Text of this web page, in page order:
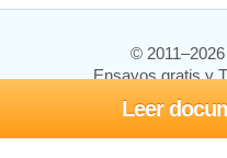
Leer
©
Ensayos gratis y